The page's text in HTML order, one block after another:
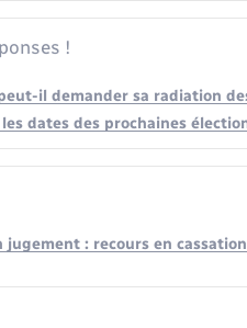
!
il demander sa radiation
dates des prochaines
jugement : recours en cassation